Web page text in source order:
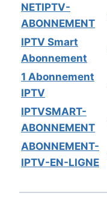
NETIPTV-
ABONNEMENT
IPTV Smart
Abonnement
1 Abonnement
IPTV
IPTVSMART-
ABONNEMENT
ABONNEMENT-
IPTV-EN-LIGNE